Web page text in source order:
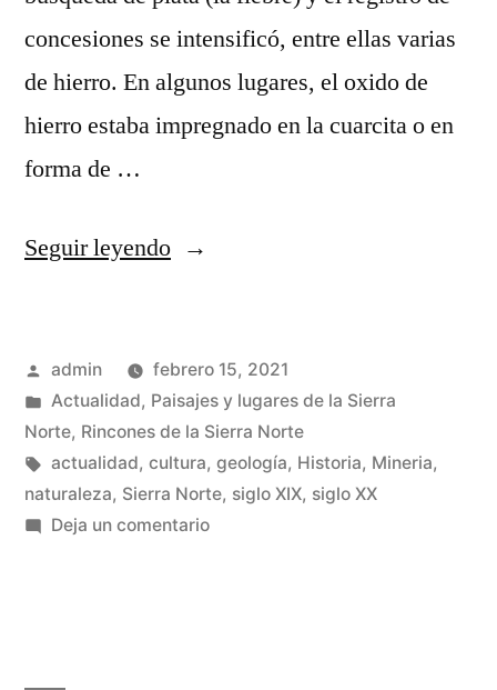
concesiones se intensificó, entre ellas varias
de hierro. En algunos lugares, el oxido de
hierro estaba impregnado en la cuarcita o en
forma de …
Seguir leyendo«Otras
de
la
Sierra
Norte
Publicado
por
admin
febrero 15, 2021
Publicado
en
Actualidad, Paisajes y lugares de la Sierra
Norte, Rincones de la Sierra Norte
Etiquetas:
actualidad, cultura, geología, Historia, Mineria,
naturaleza, Sierra Norte, siglo XIX, siglo XX
Deja un comentarioen